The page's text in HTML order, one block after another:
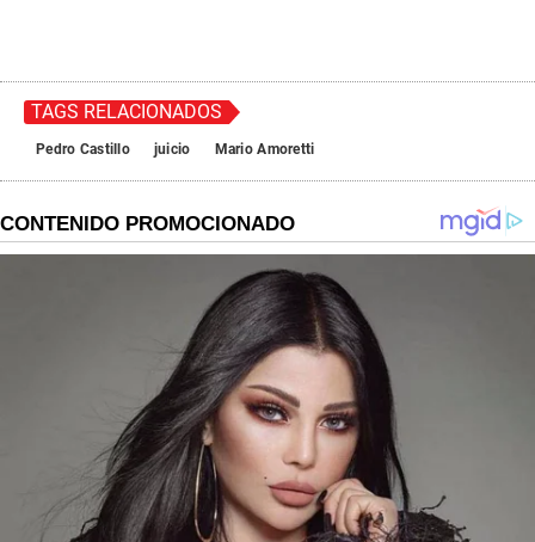
TAGS RELACIONADOS
Pedro Castillo juicio Mario Amoretti